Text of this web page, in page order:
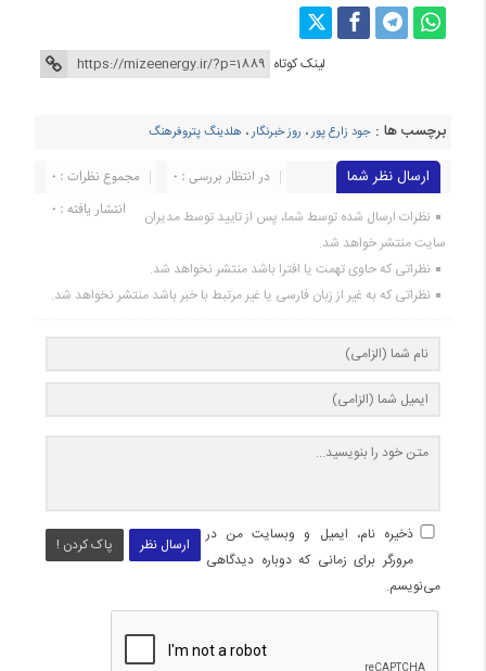
لینک کوتاه
برچسب ها : جود زارع پور، روز خبرنگار، هلدینگ پتروفرهنگ
ارسال نظر شما مجموع نظرات : 0
در انتظار بررسی : 0
انتشار یافته : 0
نظرات ارسال شده توسط شما، پس از تایید توسط مدیران
سایت منتشر خواهد شد.
نظراتی که حاوی تهمت یا افترا باشد منتشر نخواهد شد.
نظراتی که به غیر از زبان فارسی یا غیر مرتبط با خبر باشد منتشر نخواهد شد.
ارسال نظر پاک کردن !
ذخیره نام، ایمیل و وبسایت من در
مرورگر برای زمانی که دوباره دیدگاهی
می‌نویسم.